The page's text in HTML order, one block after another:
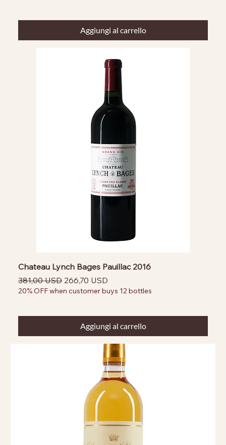
Aggiungi al carrello
Chateau Lynch Bages Pauillac 2016
Prezzo regolare
381,00 USD Prezzo scontato
266,70 USD
20% OFF when customer buys 12 bottles
Aggiungi al carrello